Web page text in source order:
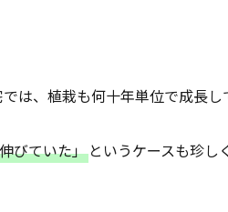
は、植栽も何十年単位で成長し
びていた」 というケースも珍し